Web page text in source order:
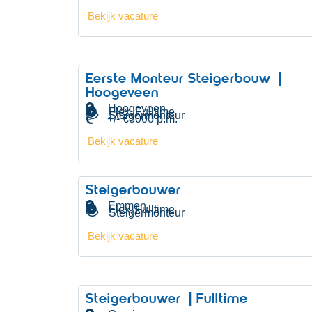
Bekijk vacature
Eerste Monteur Steigerbouw |
Hoogeveen
Hoogeveen
Flex, Fulltime
Steigermonteur
+/- €3000 p.m.
Bekijk vacature
Steigerbouwer
Emmen
Flex, Fulltime
Steigermonteur
Bekijk vacature
Steigerbouwer | Fulltime